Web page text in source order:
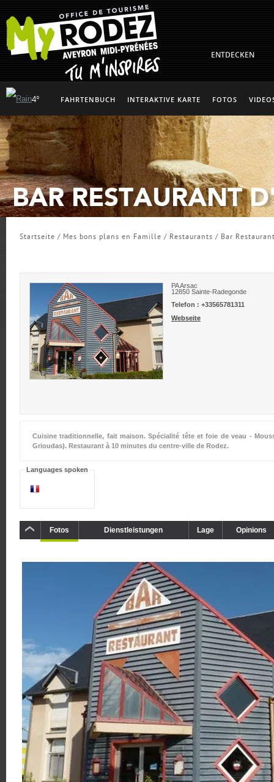
ENTDECKEN
4° FAHRTENBUCH INTERAKTIVE KARTE FOTOS
BAR RESTAURANT
Startseite / Mes bons plans en Famille / Restaurants / Bar
PA Arsac
12850 Sainte-Radegonde
Telefon : +33565781311
Webseite
Cuisine traditionnelle, fait maison. Spécialité tête et foie de veau -
Grioudas). Restaurant à 10 minutes du centre-ville de Rodez.
Languages spoken
Fotos Dienstleistungen Lage Opinions